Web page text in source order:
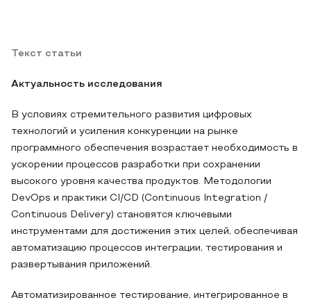
Текст статьи
Актуальность исследования
В условиях стремительного развития цифровых
технологий и усиления конкуренции на рынке
программного обеспечения возрастает необходимость в
ускорении процессов разработки при сохранении
высокого уровня качества продуктов. Методологии
DevOps и практики CI/CD (Continuous Integration /
Continuous Delivery) становятся ключевыми
инструментами для достижения этих целей, обеспечивая
автоматизацию процессов интеграции, тестирования и
развертывания приложений.
Автоматизированное тестирование, интегрированное в